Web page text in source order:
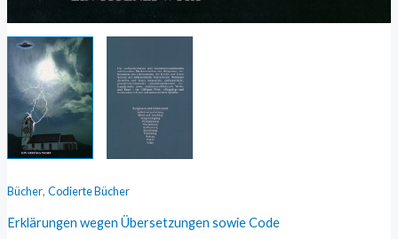
Bücher, Codierte Bücher
Erklärungen wegen Übersetzungen sowie Code